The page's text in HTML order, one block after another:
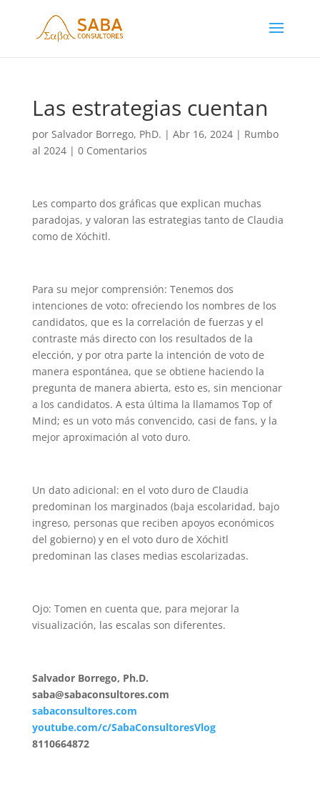
Las estrategias cuentan
por Salvador Borrego, PhD. | Abr 16, 2024| Rumbo
al 2024| 0 Comentarios
Les comparto dos gráficas que explican muchas
paradojas, y valoran las estrategias tanto de Claudia
como de Xóchitl.
Para su mejor comprensión: Tenemos dos
intenciones de voto: ofreciendo los nombres de los
candidatos, que es la correlación de fuerzas y el
contraste más directo con los resultados de la
elección, y por otra parte la intención de voto de
manera espontánea, que se obtiene haciendo la
pregunta de manera abierta, esto es, sin mencionar
a los candidatos. A esta última la llamamos Top of
Mind; es un voto más convencido, casi de fans, y la
mejor aproximación al voto duro.
Un dato adicional: en el voto duro de Claudia
predominan los marginados (baja escolaridad, bajo
ingreso, personas que reciben apoyos económicos
del gobierno) y en el voto duro de Xóchitl
predominan las clases medias escolarizadas.
Ojo: Tomen en cuenta que, para mejorar la
visualización, las escalas son diferentes.
Salvador Borrego, Ph.D.
saba@sabaconsultores.com
sabaconsultores.com
youtube.com/c/SabaConsultoresVlog
8110664872